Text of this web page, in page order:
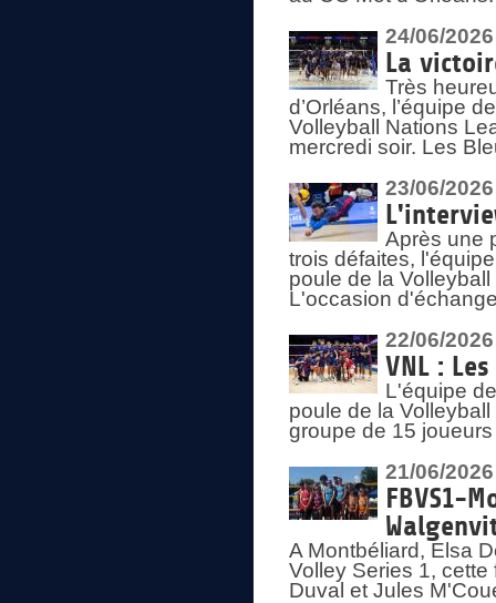
24/06/2026
La
Très
d’Orléans, l’équipe
Volleyball Nations
mercredi soir. Les
23/06/2026
Après une
trois défaites,
poule de la
L'occasion
22/06/2026
VNL :
L'équipe
poule de la
groupe de 15
21/06/2026
FBVS1-
A Montbéliard, Elsa
Volley Series 1,
Duval et Jules